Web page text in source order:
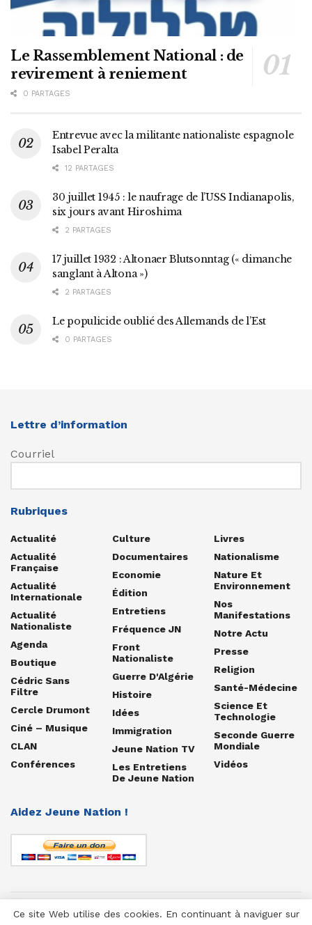
Le Rassemblement National : de
revirement à reniement
0 PARTAGES
Entrevue avec la militante nationaliste espagnole
Isabel Peralta
12 PARTAGES
30 juillet 1945 : le naufrage de l’USS Indianapolis,
six jours avant Hiroshima
2 PARTAGES
17 juillet 1932 : Altonaer Blutsonntag (« dimanche
sanglant à Altona »)
2 PARTAGES
Le populicide oublié des Allemands de l’Est
0 PARTAGES
Lettre d’information
Courriel
Rubriques
Actualité
Actualité
Française
Actualité
Internationale
Actualité
Nationaliste
Agenda
Boutique
Cédric Sans
Filtre
Cercle Drumont
Ciné – Musique
CLAN
Conférences
Culture
Documentaires
Economie
Édition
Entretiens
Fréquence JN
Front
Nationaliste
Guerre D'Algérie
Histoire
Idées
Immigration
Jeune Nation TV
Les Entretiens
De Jeune Nation
Livres
Nationalisme
Nature Et
Environnement
Nos
Manifestations
Notre Actu
Presse
Religion
Santé-Médecine
Science Et
Technologie
Seconde Guerre
Mondiale
Vidéos
Aidez Jeune Nation !
Ce site Web utilise des cookies. En continuant à naviguer sur